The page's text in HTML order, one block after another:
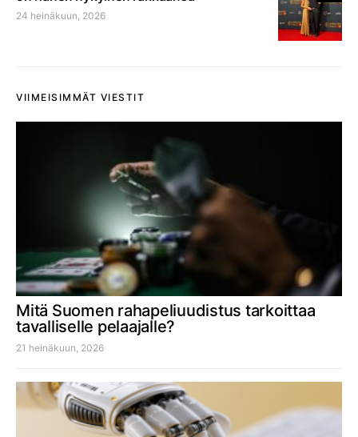
24 heinäkuun, 2026
VIIMEISIMMÄT VIESTIT
Mitä Suomen rahapeliuudistus tarkoittaa
tavalliselle pelaajalle?
21 heinäkuun, 2026